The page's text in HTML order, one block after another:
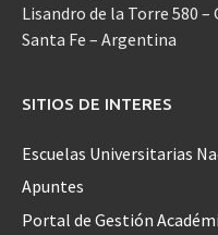
Lisandro de la Torre 580
Santa Fe – Argentina
SITIOS DE INTERES
Escuelas Universitarias
Apuntes
Portal de Gestión